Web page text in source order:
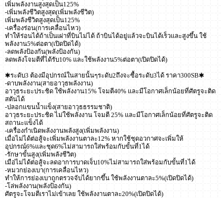
เพิ่มพลังงานสูงสุดเป็น125%
-เพิ่มพลังชีวิตสูงสุด(เพิ่มพลังชีวิต)
เพิ่มพลังชีวิตสูงสุดเป็น125%
-เครื่องร่อน(การเคลื่อนไหว)
ทำให้ร่อนได้ถ้าเป็นเผ่าที่บินไม่ได้ ถ้าบินได้อยู่แล้วจะบินได้เร็วและสูงขึ้น ใช้
พลังงาน5%ต่อตา(เปิดปิดได้)
-ลดพลังป้องกัน(พลังป้องกัน)
ลดพลังโจมตีที่ได้รับ10% และใช้พลังงาน5%ต่อตา(เปิดปิดได้)
✱ระดับ3 ต้องมีอุปกรณ์ในสายนั้นๆระดับ2ถึงจะซื้อระดับ3ได้ ราคา300SB✱
-ดาบพลังงาน(สายอาวุธพลังงาน)
อาวุธระยะประชิด ใช้พลังงาน15% โจมตี40% และมีโอกาศเล็กน้อยที่ศัตรูจะติด
สตันได้
-ปลอกแขนน้ำแข็ง(สายอาวุธธรรมชาติ)
อาวุธระยะประชิด ไม่ใช้พลังงาน โจมตี 25% และมีโอกาศเล็กน้อยที่ศัตรูจะติด
สถานะแข็งได้
-เครื่องกำเนิดพลังงานพลังสูง(เพิ่มพลังงาน)
เมื่อไม่ได้ต่อสู้จะเพิ่มพลังงานตาละ12% หากใช้ชุดอวกาศจะเพิ่มให้
อุปกรณ์6%และชุด6%ไม่สามารถใส่พร้อมกับขั้นที่1ได้
-รักษาขั้นสูง(เพิ่มพลังชีวิต)
เมือ่ไม่ได้ต่อสู้จะลดอาการบาดเจ็บ10%ไม่สามารถใส่พร้อมกับขั้นที่1ได้
-หมวกย่องเบา(การเคลื่อนไหว)
ทำให้การย่องเบาถูกตรวจจับได้ยากขึ้น ใช้พลังงานตาละ5%(เปิดปิดได้)
-โล่พลังงาน(พลังป้องกัน)
ศัตรูจะโจมตีเราไม่เข้าเลย ใช้พลังงานตาละ20%(เปิดปิดได้)